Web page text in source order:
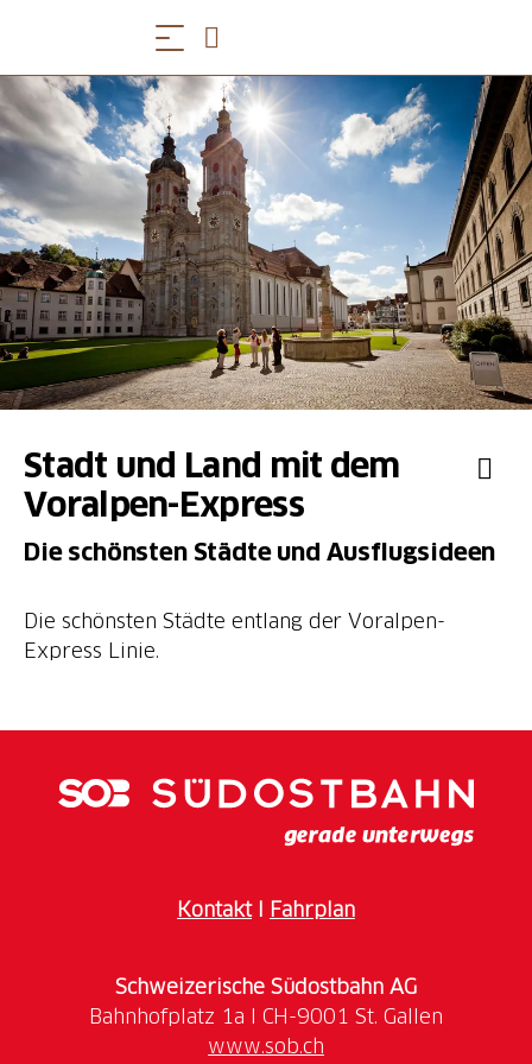
Stadt und Land mit dem
Voralpen-Express
Die schönsten Städte und Ausflugsideen
Die schönsten Städte entlang der Voralpen-
Express Linie.
KontaktI Fahrplan
Schweizerische Südostbahn AG
www.sob.ch